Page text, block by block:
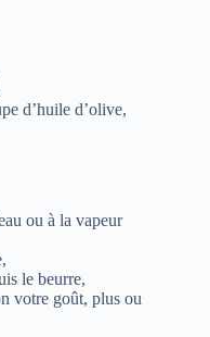
d’huile d’olive,
ou à la vapeur
le beurre,
votre goût, plus ou